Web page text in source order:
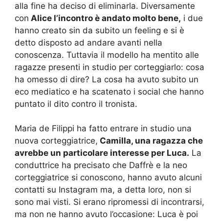
alla fine ha deciso di eliminarla. Diversamente
con Alice l’incontro è andato molto bene, i due
hanno creato sin da subito un feeling e si è
detto disposto ad andare avanti nella
conoscenza. Tuttavia il modello ha mentito alle
ragazze presenti in studio per corteggiarlo: cosa
ha omesso di dire? La cosa ha avuto subito un
eco mediatico e ha scatenato i social che hanno
puntato il dito contro il tronista.
Maria de Filippi ha fatto entrare in studio una
nuova corteggiatrice, Camilla, una ragazza che
avrebbe un particolare interesse per Luca. La
conduttrice ha precisato che Daffrè e la neo
corteggiatrice si conoscono, hanno avuto alcuni
contatti su Instagram ma, a detta loro, non si
sono mai visti. Si erano ripromessi di incontrarsi,
ma non ne hanno avuto l’occasione: Luca è poi